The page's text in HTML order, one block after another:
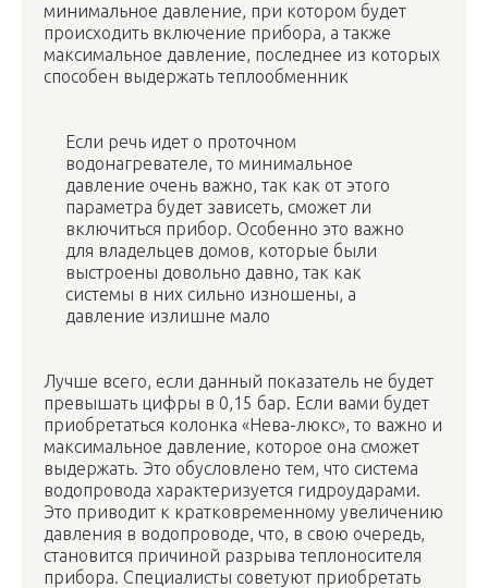
минимальное давление, при котором будет
происходить включение прибора, а также
максимальное давление, последнее из которых
способен выдержать теплообменник
Если речь идет о проточном
водонагревателе, то минимальное
давление очень важно, так как от этого
параметра будет зависеть, сможет ли
включиться прибор. Особенно это важно
для владельцев домов, которые были
выстроены довольно давно, так как
системы в них сильно изношены, а
давление излишне мало
Лучше всего, если данный показатель не будет
превышать цифры в 0,15 бар. Если вами будет
приобретаться колонка «Нева-люкс», то важно и
максимальное давление, которое она сможет
выдержать. Это обусловлено тем, что система
водопровода характеризуется гидроударами.
Это приводит к кратковременному увеличению
давления в водопроводе, что, в свою очередь,
становится причиной разрыва теплоносителя
прибора. Специалисты советуют приобретать